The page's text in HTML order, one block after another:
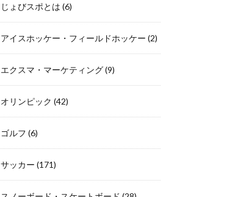
じょびスポとは (6)
アイスホッケー・フィールドホッケー (2)
エクスマ・マーケティング(9)
オリンピック (42)
ゴルフ (6)
サッカー (171)